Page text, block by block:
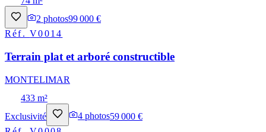
2 photos99 000 €
Réf.V0014
Terrain plat et arboré constructible
MONTELIMAR
433 m²
Exclusivité
4 photos59 000 €